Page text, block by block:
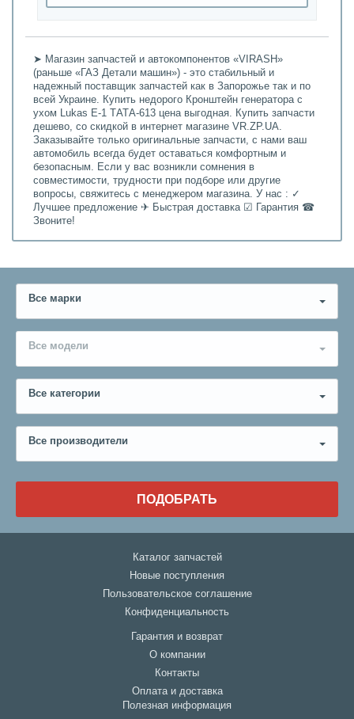
➤ Магазин запчастей и автокомпонентов «VIRASH»
(раньше «ГАЗ Детали машин») - это стабильный и
надежный поставщик запчастей как в Запорожье так и по
всей Украине. Купить недорого Кронштейн генератора с
ухом Lukas Е-1 ТАТА-613 цена выгодная. Купить запчасти
дешево, со скидкой в интернет магазине VR.ZP.UA.
Заказывайте только оригинальные запчасти, с нами ваш
автомобиль всегда будет оставаться комфортным и
безопасным. Если у вас возникли сомнения в
совместимости, трудности при подборе или другие
вопросы, свяжитесь с менеджером магазина. У нас : ✓
Лучшее предложение ✈ Быстрая доставка ☑ Гарантия ☎
Звоните!
Все марки
Все модели
Все категории
Все производители
ПОДОБРАТЬ
Каталог запчастей
Новые поступления
Пользовательское соглашение
Конфиденциальность
Гарантия и возврат
О компании
Контакты
Оплата и доставка
Полезная информация